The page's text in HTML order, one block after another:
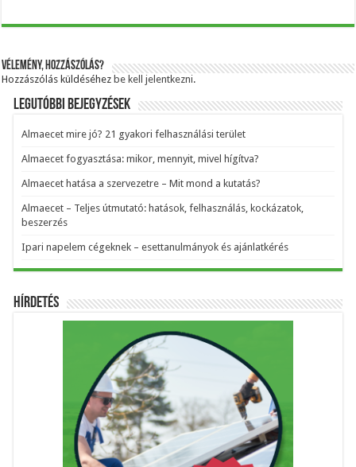
Vélemény, hozzászólás?
Hozzászólás küldéséhez be kell jelentkezni.
Legutóbbi bejegyzések
Almaecet mire jó? 21 gyakori felhasználási terület
Almaecet fogyasztása: mikor, mennyit, mivel hígítva?
Almaecet hatása a szervezetre – Mit mond a kutatás?
Almaecet – Teljes útmutató: hatások, felhasználás, kockázatok,
beszerzés
Ipari napelem cégeknek – esettanulmányok és ajánlatkérés
Hírdetés